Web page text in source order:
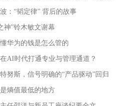
：“韬定律” 背后的故事
神”铃木敏文谢幕
华为的钱是怎么管的
AI时代打通专业与管理通道？
努斯，信号明确的“产品驱动”回归
熵值最低的地方